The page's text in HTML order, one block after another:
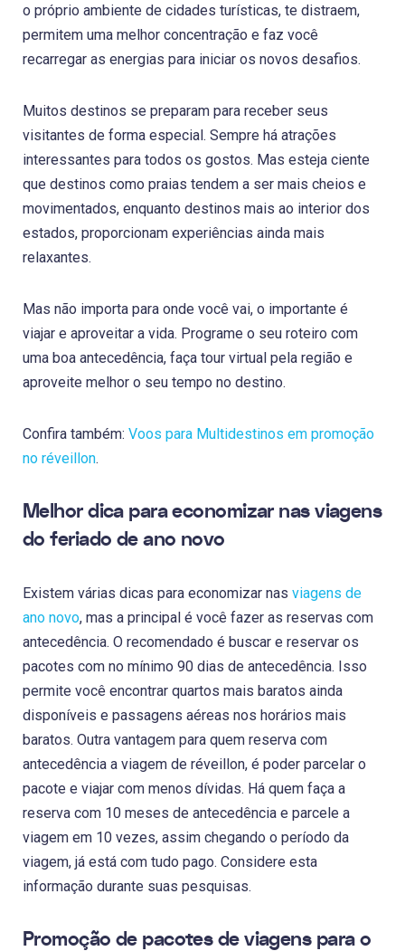
o próprio ambiente de cidades turísticas, te distraem,
permitem uma melhor concentração e faz você
recarregar as energias para iniciar os novos desafios.
Muitos destinos se preparam para receber seus
visitantes de forma especial. Sempre há atrações
interessantes para todos os gostos. Mas esteja ciente
que destinos como praias tendem a ser mais cheios e
movimentados, enquanto destinos mais ao interior dos
estados, proporcionam experiências ainda mais
relaxantes.
Mas não importa para onde você vai, o importante é
viajar e aproveitar a vida. Programe o seu roteiro com
uma boa antecedência, faça tour virtual pela região e
aproveite melhor o seu tempo no destino.
Confira também: Voos para Multidestinos em promoção
no réveillon.
Melhor dica para economizar nas viagens
do feriado de ano novo
Existem várias dicas para economizar nas viagens de
ano novo, mas a principal é você fazer as reservas com
antecedência. O recomendado é buscar e reservar os
pacotes com no mínimo 90 dias de antecedência. Isso
permite você encontrar quartos mais baratos ainda
disponíveis e passagens aéreas nos horários mais
baratos. Outra vantagem para quem reserva com
antecedência a viagem de réveillon, é poder parcelar o
pacote e viajar com menos dívidas. Há quem faça a
reserva com 10 meses de antecedência e parcele a
viagem em 10 vezes, assim chegando o período da
viagem, já está com tudo pago. Considere esta
informação durante suas pesquisas.
Promoção de pacotes de viagens para o